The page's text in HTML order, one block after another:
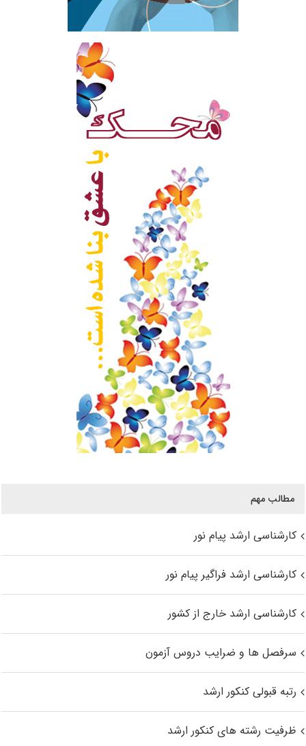
مطالب مهم
کارشناسی ارشد پیام نور
کارشناسی ارشد فراگیر پیام نور
کارشناسی ارشد خارج از کشور
سرفصل ها و ضرایب دروس آزمون
رتبه قبولی کنکور ارشد
ظرفیت رشته های کنکور ارشد